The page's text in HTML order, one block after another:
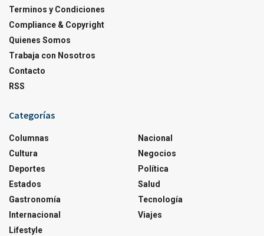
Terminos y Condiciones
Compliance & Copyright
Quienes Somos
Trabaja con Nosotros
Contacto
RSS
Categorías
Columnas
Cultura
Deportes
Estados
Gastronomía
Internacional
Lifestyle
Nacional
Negocios
Política
Salud
Tecnología
Viajes